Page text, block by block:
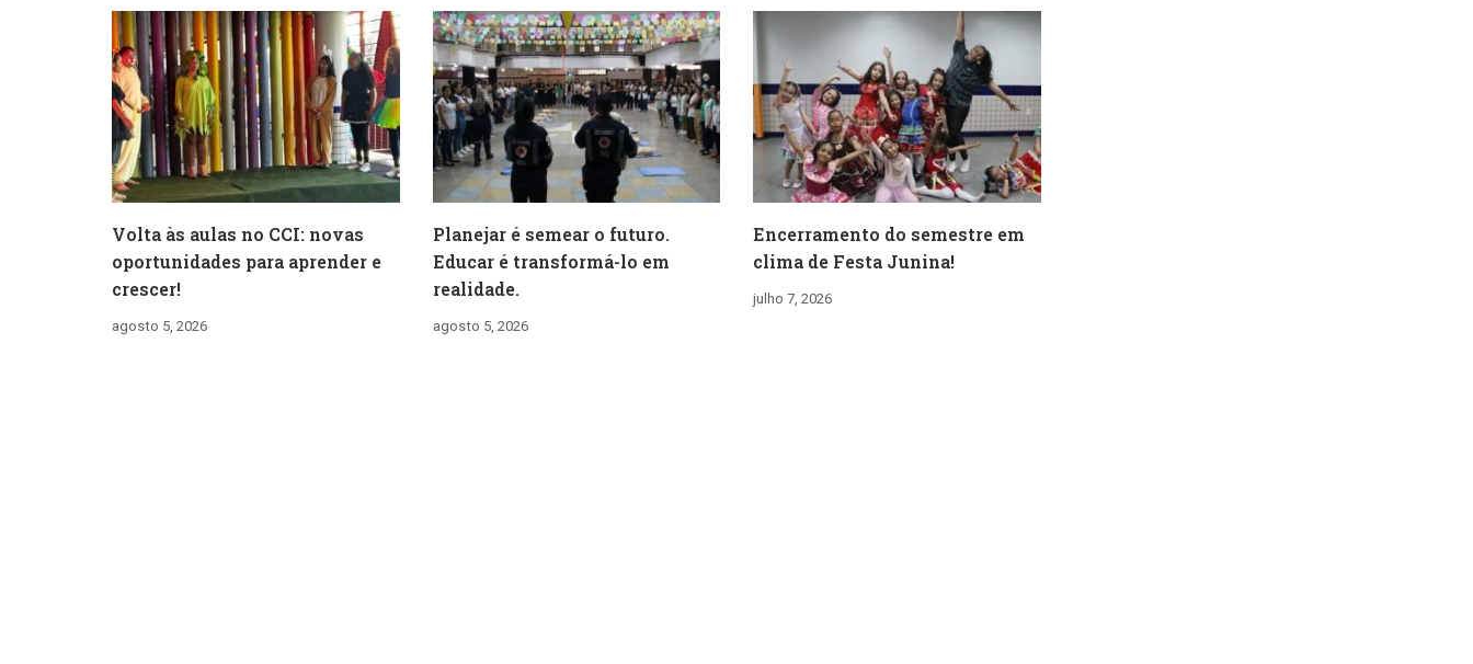
Volta às aulas no CCI: novas
oportunidades para aprender e
crescer!
agosto 5, 2026
Planejar é semear o futuro.
Educar é transformá-lo em
realidade.
agosto 5, 2026
Encerramento do semestre em
clima de Festa Junina!
julho 7, 2026